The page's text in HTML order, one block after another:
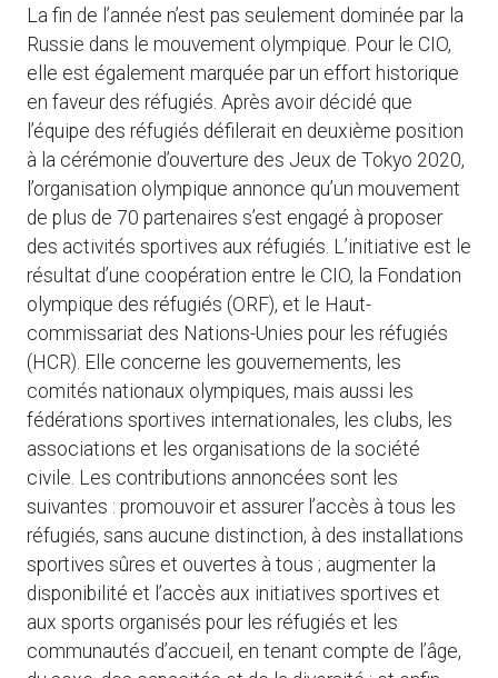
La fin de l’année n’est pas seulement dominée par la
Russie dans le mouvement olympique. Pour le CIO,
elle est également marquée par un effort historique
en faveur des réfugiés. Après avoir décidé que
l’équipe des réfugiés défilerait en deuxième position
à la cérémonie d’ouverture des Jeux de Tokyo 2020,
l’organisation olympique annonce qu’un mouvement
de plus de 70 partenaires s’est engagé à proposer
des activités sportives aux réfugiés. L’initiative est le
résultat d’une coopération entre le CIO, la Fondation
olympique des réfugiés (ORF), et le Haut-
commissariat des Nations-Unies pour les réfugiés
(HCR). Elle concerne les gouvernements, les
comités nationaux olympiques, mais aussi les
fédérations sportives internationales, les clubs, les
associations et les organisations de la société
civile. Les contributions annoncées sont les
suivantes : promouvoir et assurer l’accès à tous les
réfugiés, sans aucune distinction, à des installations
sportives sûres et ouvertes à tous ; augmenter la
disponibilité et l’accès aux initiatives sportives et
aux sports organisés pour les réfugiés et les
communautés d’accueil, en tenant compte de l’âge,